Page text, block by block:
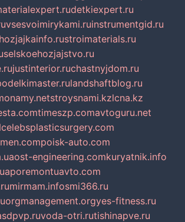
detkiexpert.ru
vsesvoimirykami.ruinstrumentgid.ru
hozjajkainfo.rustroimaterials.ru
selskoehozjajstvo.ru
justinterior.ruchastnyjdom.ru
landshaftblog.ru
stroysnami.kzlcna.kz
timeszp.comavtoguru.net
poisk-auto.com
ost-engineering.comkuryatnik.info
poremontuavto.com
mirmam.infosmi366.ru
orgmanagement.orgyes-fitness.ru
voda-otri.rutishinapve.ru